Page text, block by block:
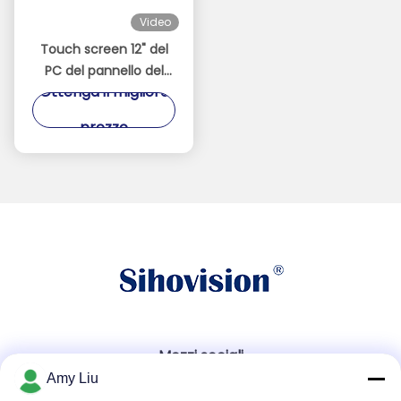
Video
Touch screen 12" del
PC del pannello del
sistema di Ubuntu IP67
Ottenga il migliore
prezzo
Mezzi sociali
Amy Liu